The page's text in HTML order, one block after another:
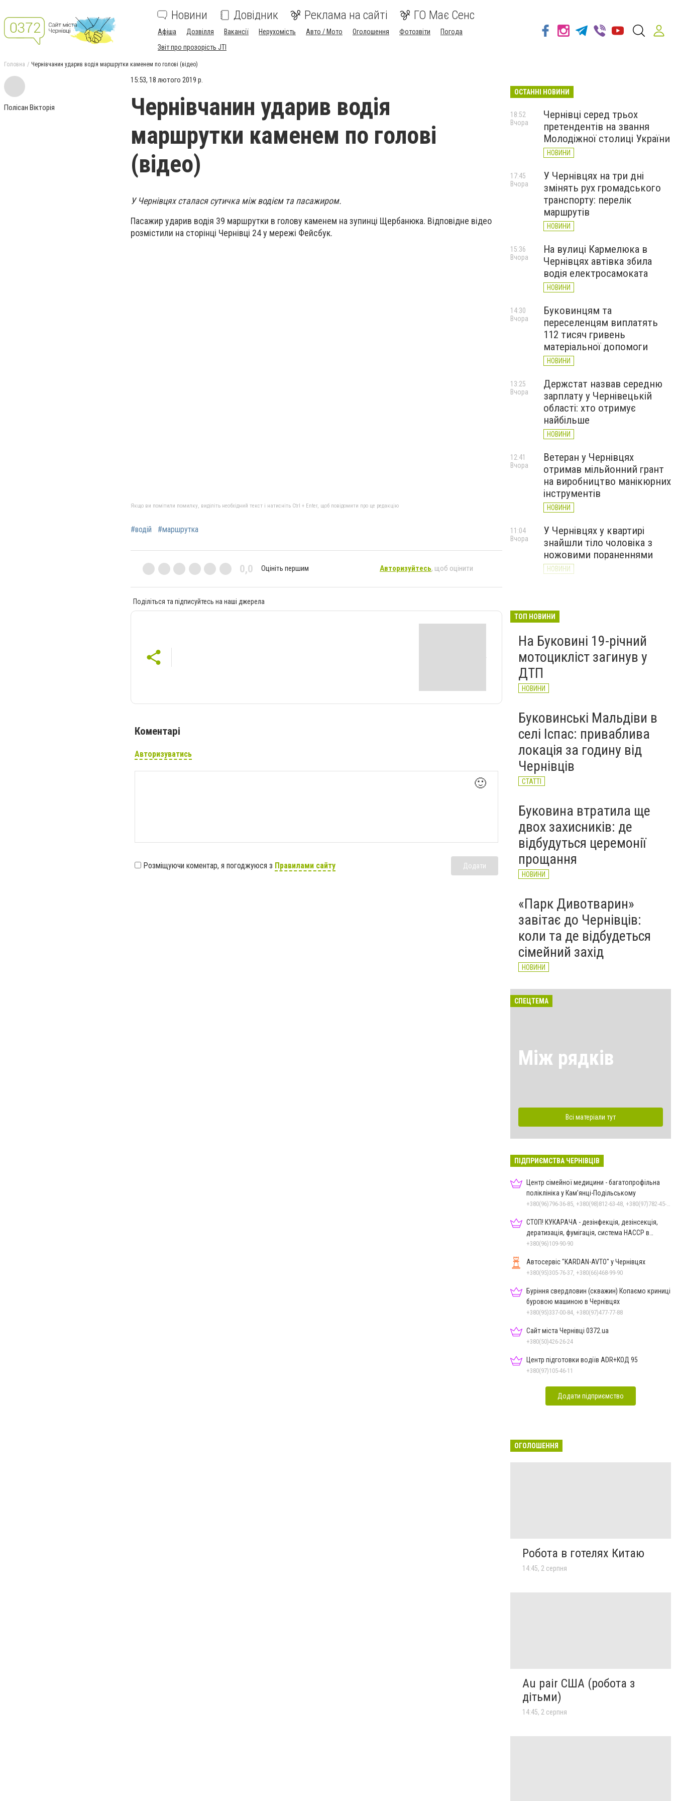
Новини Довідник Реклама на сайті ГО Має Сенс
Афіша Дозвілля Вакансії Нерухомість Авто / Мото Оголошення Фотозвіти
Погода
Звіт про прозорість JTI
Головна Чернівчанин ударив водія маршрутки каменем по голові (відео)
Полісан Вікторія
15:53, 18 лютого 2019 р.
Чернівчанин ударив водія
маршрутки каменем по голові
(відео)
У Чернівцях сталася сутичка між водієм та пасажиром.
Пасажир ударив водія 39 маршрутки в голову каменем на зупинці Щербанюка. Відповідне відео
розмістили на сторінці Чернівці 24 у мережі Фейсбук.
Якщо ви помітили помилку, виділіть необхідний текст і натисніть Ctrl + Enter, щоб повідомити про це редакцію
#водій #маршрутка
0,0 Оцініть першим Авторизуйтесь, щоб оцінити
Поділіться та підписуйтесь на наші джерела
Коментарі
Авторизуватись
🙂
Розміщуючи коментар, я погоджуюся з Правилами сайту Додати
ОСТАННІ НОВИНИ
Чернівці серед трьох
претендентів на звання
Молодіжної столиці України
НОВИНИ
18:52
Вчора
У Чернівцях на три дні
змінять рух громадського
транспорту: перелік
маршрутів
НОВИНИ
17:45
Вчора
На вулиці Кармелюка в
Чернівцях автівка збила
водія електросамоката
НОВИНИ
15:36
Вчора
Буковинцям та
переселенцям виплатять
112 тисяч гривень
матеріальної допомоги
НОВИНИ
14:30
Вчора
Держстат назвав середню
зарплату у Чернівецькій
області: хто отримує
найбільше
НОВИНИ
13:25
Вчора
Ветеран у Чернівцях
отримав мільйонний грант
на виробництво манікюрних
інструментів
НОВИНИ
12:41
Вчора
У Чернівцях у квартирі
знайшли тіло чоловіка з
ножовими пораненнями
НОВИНИ
11:04
Вчора
критичну ситуацію з водою
НОВИНИ
ТОП НОВИНИ
На Буковині 19-річний
мотоцикліст загинув у
ДТП
НОВИНИ
Буковинські Мальдіви в
селі Іспас: приваблива
локація за годину від
Чернівців
СТАТТІ
Буковина втратила ще
двох захисників: де
відбудуться церемонії
прощання
НОВИНИ
«Парк Дивотварин»
завітає до Чернівців:
коли та де відбудеться
сімейний захід
НОВИНИ
СПЕЦТЕМА
Між рядків
Всі матеріали тут
ПІДПРИЄМСТВА ЧЕРНІВЦІВ
Центр сімейної медицини - багатопрофільна
поліклініка у Кам’янці-Подільському
СТОП! КУКАРАЧА - дезінфекція, дезінсекція,
дератизація, фумігація, система HACCP в
Чернівцях
+380(96)109-90-90
Автосервіс "KARDAN-AVTO" у Чернівцях
+380(95)305-76-37, +380(66)468-99-90
Буріння свердловин (скважин) Копаємо криниці
буровою машиною в Чернівцях
+380(95)337-00-84, +380(97)477-77-88
Сайт міста Чернівці 0372.ua
+380(50)426-26-24
Центр підготовки водіїв ADR+КОД 95
+380(97)105-46-11
Додати підприємство
ОГОЛОШЕННЯ
Робота в готелях Китаю
14:45, 2 серпня
Au pair США (робота з
дітьми)
14:45, 2 серпня